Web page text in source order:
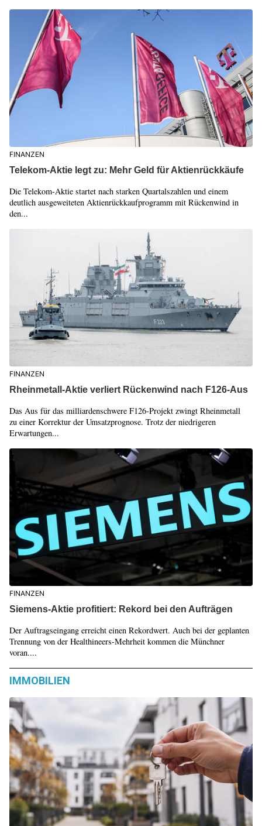
FINANZEN
Telekom-Aktie legt zu: Mehr Geld für Aktienrückkäufe
Die Telekom-Aktie startet nach starken Quartalszahlen und einem
deutlich ausgeweiteten Aktienrückkaufprogramm mit Rückenwind in
den...
FINANZEN
Rheinmetall-Aktie verliert Rückenwind nach F126-Aus
Das Aus für das milliardenschwere F126-Projekt zwingt Rheinmetall
zu einer Korrektur der Umsatzprognose. Trotz der niedrigeren
Erwartungen...
FINANZEN
Siemens-Aktie profitiert: Rekord bei den Aufträgen
Der Auftragseingang erreicht einen Rekordwert. Auch bei der geplanten
Trennung von der Healthineers-Mehrheit kommen die Münchner
voran....
IMMOBILIEN